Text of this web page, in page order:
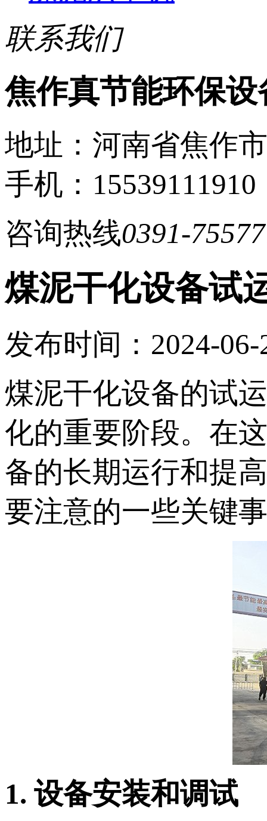
联系我们
焦作真节能环保
地址：河南省焦作
手机：15539111910
咨询热线0391-
煤泥干化设备试
发布时间：2024-06-
煤泥干化设备的试
化的重要阶段。在
备的长期运行和提
要注意的一些关键
1. 设备安装和调试